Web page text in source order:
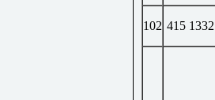
102 415 1332